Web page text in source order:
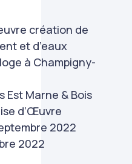
création de
et d’eaux
à Champigny-
Est Marne & Bois
d’Œuvre
2022
2022